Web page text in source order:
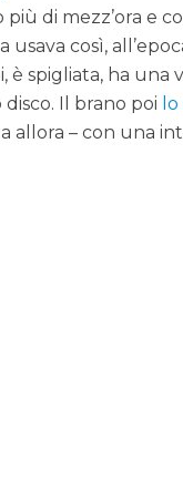
di mezz’ora e
così,
è spigliata, ha una
Il brano poi
allora – con una